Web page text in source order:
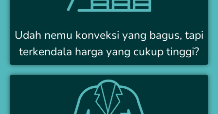
Udah nemu konveksi yang bagus, tapi
terkendala harga yang cukup tinggi?